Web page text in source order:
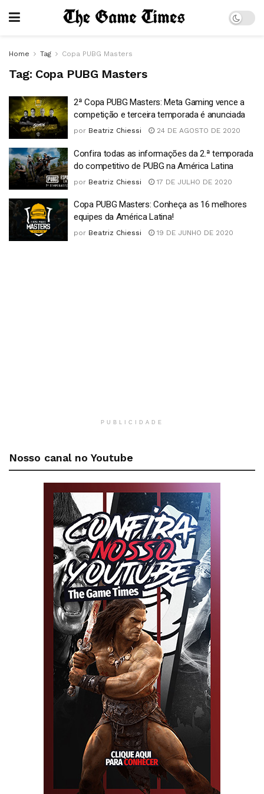
Home Tag Copa PUBG Masters
Tag: Copa PUBG Masters
2ª Copa PUBG Masters: Meta Gaming vence a
competição e terceira temporada é anunciada
por Beatriz Chiessi 24 DE AGOSTO DE 2020
Confira todas as informações da 2.ª temporada
do competitivo de PUBG na América Latina
por Beatriz Chiessi 17 DE JULHO DE 2020
Copa PUBG Masters: Conheça as 16 melhores
equipes da América Latina!
por Beatriz Chiessi 19 DE JUNHO DE 2020
PUBLICIDADE
Nosso canal no Youtube